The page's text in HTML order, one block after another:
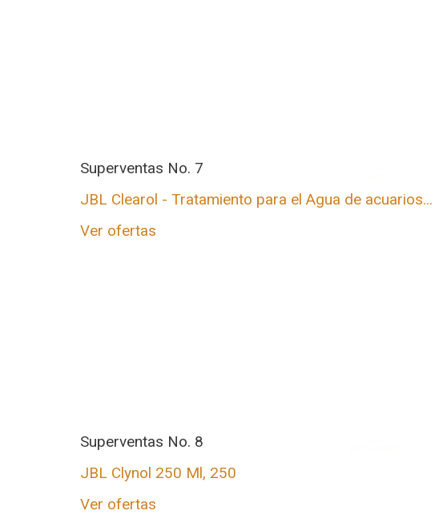
Superventas No. 7
JBL Clearol - Tratamiento para el Agua de acuarios...
Ver ofertas
Superventas No. 8
JBL Clynol 250 Ml, 250
Ver ofertas